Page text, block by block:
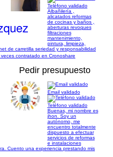
Teléfono validado
Albañilería ,
alicatados reformas
de cocinas y baños ,
aberturas revoques
filtraciones
mantenimiento,
pintura, limpieza,
de carretilla seriedad y responsabilidad
veces contratado en Cronoshare
Pedir presupuesto
Email validado
Teléfono validado
Buenas, mi nombre es
jhon. Soy un
autónomo, me
encuentro totalmente
dispuesto a efectuar
servicios de reformas
e instalaciones
Cuento una experiencia prestando mis